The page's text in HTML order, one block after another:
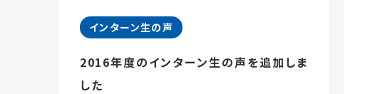
インターン生の声
2016年度のインターン生の声を追加しま
した